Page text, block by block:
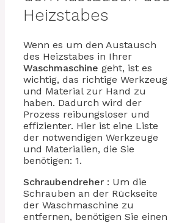
Heizstabes
Wenn es um den Austausch
des Heizstabes in Ihrer
Waschmaschine geht, ist es
wichtig, das richtige Werkzeug
und Material zur Hand zu
haben. Dadurch wird der
Prozess reibungsloser und
effizienter. Hier ist eine Liste
der notwendigen Werkzeuge
und Materialien, die Sie
benötigen: 1.
Schraubendreher : Um die
Schrauben an der Rückseite
der Waschmaschine zu
entfernen, benötigen Sie einen